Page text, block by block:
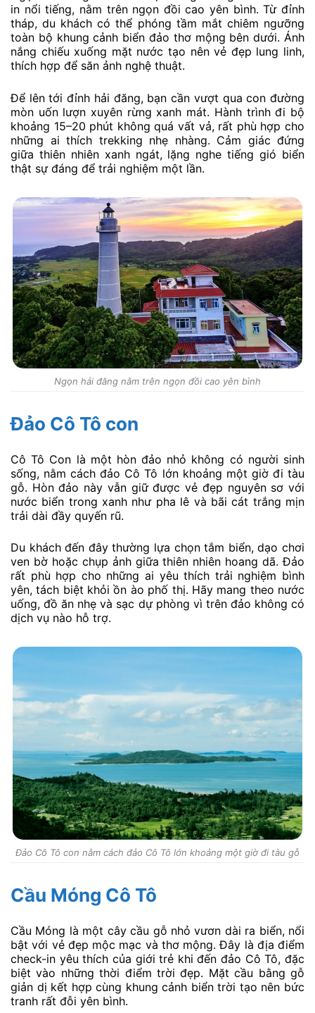
in nổi tiếng, nằm trên ngọn đồi cao yên bình. Từ đỉnh
tháp, du khách có thể phóng tầm mắt chiêm ngưỡng
toàn bộ khung cảnh biển đảo thơ mộng bên dưới. Ánh
nắng chiếu xuống mặt nước tạo nên vẻ đẹp lung linh,
thích hợp để săn ảnh nghệ thuật.
Để lên tới đỉnh hải đăng, bạn cần vượt qua con đường
mòn uốn lượn xuyên rừng xanh mát. Hành trình đi bộ
khoảng 15–20 phút không quá vất vả, rất phù hợp cho
những ai thích trekking nhẹ nhàng. Cảm giác đứng
giữa thiên nhiên xanh ngát, lặng nghe tiếng gió biển
thật sự đáng để trải nghiệm một lần.
Ngọn hải đăng nằm trên ngọn đồi cao yên bình
Đảo Cô Tô con
Cô Tô Con là một hòn đảo nhỏ không có người sinh
sống, nằm cách đảo Cô Tô lớn khoảng một giờ đi tàu
gỗ. Hòn đảo này vẫn giữ được vẻ đẹp nguyên sơ với
nước biển trong xanh như pha lê và bãi cát trắng mịn
trải dài đầy quyến rũ.
Du khách đến đây thường lựa chọn tắm biển, dạo chơi
ven bờ hoặc chụp ảnh giữa thiên nhiên hoang dã. Đảo
rất phù hợp cho những ai yêu thích trải nghiệm bình
yên, tách biệt khỏi ồn ào phố thị. Hãy mang theo nước
uống, đồ ăn nhẹ và sạc dự phòng vì trên đảo không có
dịch vụ nào hỗ trợ.
Đảo Cô Tô con nằm cách đảo Cô Tô lớn khoảng một giờ đi tàu gỗ
Cầu Móng Cô Tô
Cầu Móng là một cây cầu gỗ nhỏ vươn dài ra biển, nổi
bật với vẻ đẹp mộc mạc và thơ mộng. Đây là địa điểm
check-in yêu thích của giới trẻ khi đến đảo Cô Tô, đặc
biệt vào những thời điểm trời đẹp. Mặt cầu bằng gỗ
giản dị kết hợp cùng khung cảnh biển trời tạo nên bức
tranh rất đỗi yên bình.